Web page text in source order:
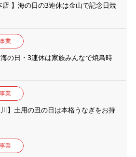
店 】海の日の3連休は金山で記念日焼
業
海の日・3連休は家族みんなで焼鳥時
業
川】土用の丑の日は本格うなぎをお持
業